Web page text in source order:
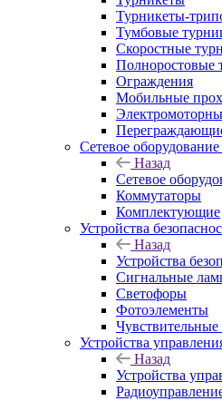
Турникеты-
Тумбовые
Скоростные
Полноростовые
Ограждения
Мобильные
Сетевое оборудование
Назад
Сетевое
Коммутаторы
Комплектующие
Устройства
Назад
Устройства
Сигнальные
Светофоры
Фотоэлементы
Устройства
Назад
Устройства